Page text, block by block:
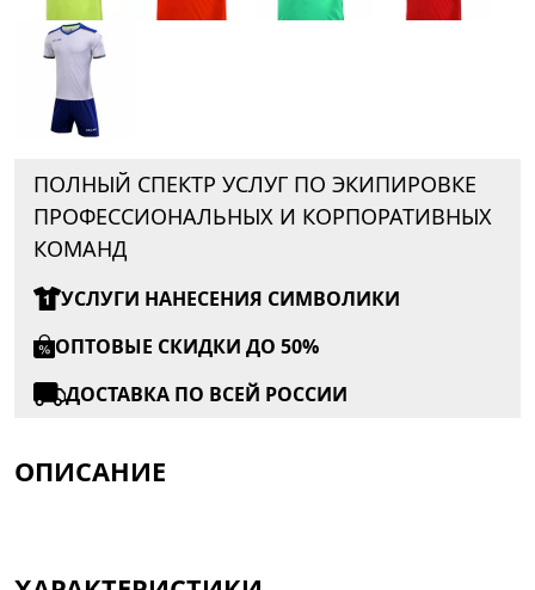
ПОЛНЫЙ СПЕКТР УСЛУГ ПО ЭКИПИРОВКЕ
ПРОФЕССИОНАЛЬНЫХ И КОРПОРАТИВНЫХ
КОМАНД
УСЛУГИ НАНЕСЕНИЯ СИМВОЛИКИ
ОПТОВЫЕ СКИДКИ ДО 50%
ДОСТАВКА ПО ВСЕЙ РОССИИ
ОПИСАНИЕ